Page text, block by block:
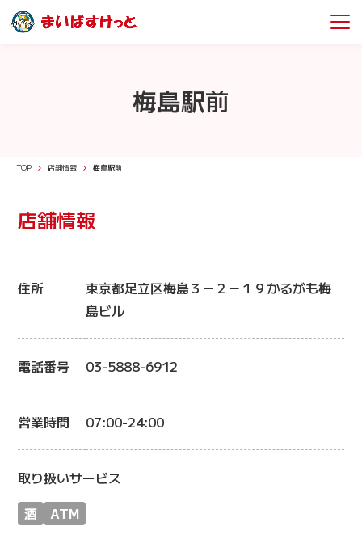
梅島駅前
TOP 店舗情報 梅島駅前
店舗情報
住所
東京都足立区梅島３－２－１９かるがも梅
島ビル
電話番号 03-5888-6912
営業時間 07:00-24:00
取り扱いサービス
酒
ATM